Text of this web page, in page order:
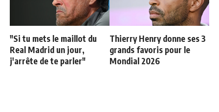
"Si tu mets le maillot du
Real Madrid un jour,
j'arrête de te parler"
Thierry Henry donne ses 3
grands favoris pour le
Mondial 2026